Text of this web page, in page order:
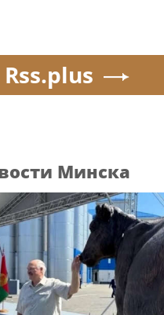
Rss.plus
Минска